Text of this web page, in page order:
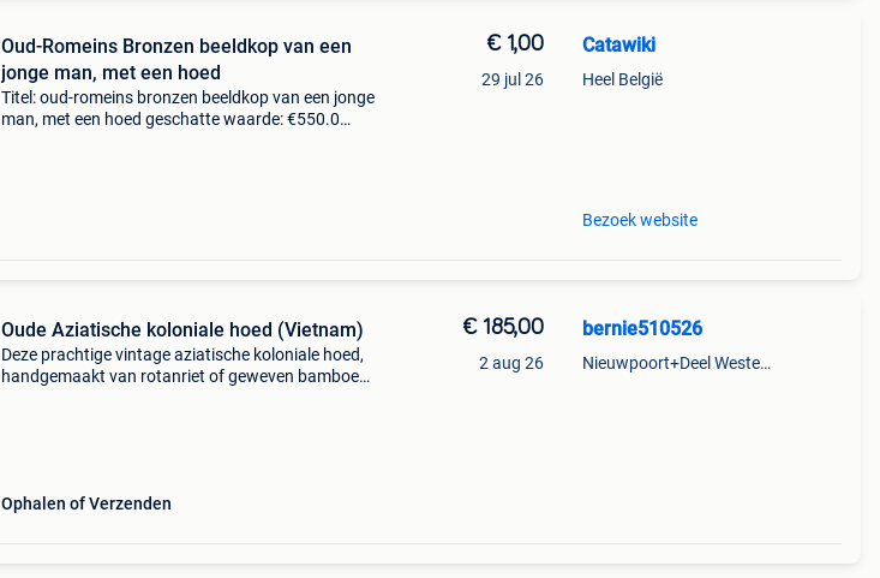
Oud-Romeins Bronzen beeldkop van een
jonge man, met een hoed
Titel: oud-romeins bronzen beeldkop van een jonge
man, met een hoed geschatte waarde: €550.0
€ 1,00
29 jul 26
Catawiki
Heel België
Bezoek website
Oude Aziatische koloniale hoed (Vietnam)
Deze prachtige vintage aziatische koloniale hoed,
handgemaakt van rotanriet of geweven bamboe
Ophalen of Verzenden
€ 185,00
2 aug 26
bernie510526
Nieuwpoort+Deel Westende